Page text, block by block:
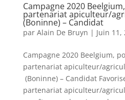
Campagne 2020
partenariat apiculteur/
(Boninne) – Candidat
par Alain De Bruyn | Juin 11,
Campagne 2020 Beelgium,
partenariat apiculteur/
(Boninne) – Candidat
partenariat apiculteur/